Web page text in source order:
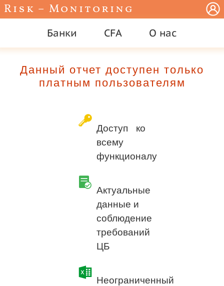
Risk – Monitoring
Банки CFA О нас
Данный отчет доступен только
платным пользователям
Доступ ко
всему
функционалу
Актуальные
данные и
соблюдение
требований
ЦБ
Неограниченный